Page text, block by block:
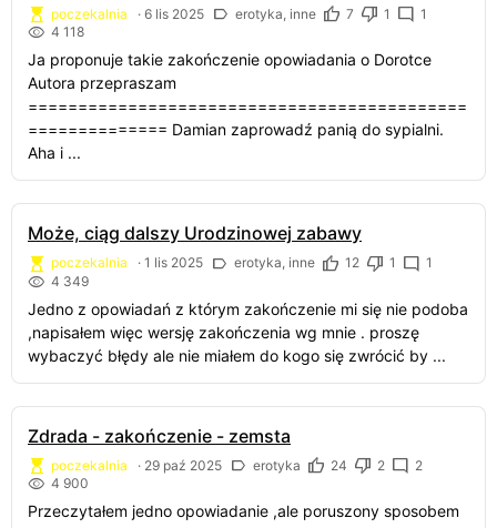
poczekalnia · 6 lis 2025 erotyka, inne 7 1
1
4 118
Ja proponuje takie zakończenie opowiadania o Dorotce
Autora przepraszam
============================================
============== Damian zaprowadź panią do sypialni.
Aha i ...
Może, ciąg dalszy Urodzinowej zabawy
poczekalnia · 1 lis 2025 erotyka, inne 12 1
1
4 349
Jedno z opowiadań z którym zakończenie mi się nie podoba
,napisałem więc wersję zakończenia wg mnie . proszę
wybaczyć błędy ale nie miałem do kogo się zwrócić by ...
Zdrada - zakończenie - zemsta
poczekalnia · 29 paź 2025 erotyka 24 2
2
4 900
Przeczytałem jedno opowiadanie ,ale poruszony sposobem